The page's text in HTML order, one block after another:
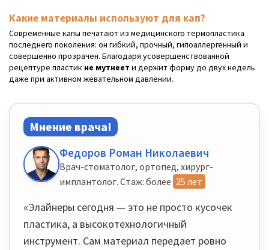
Какие материалы используют для кап?
Современные капы печатают из медицинского термопластика
последнего поколения: он гибкий, прочный, гипоаллергенный и
совершенно прозрачен. Благодаря усовершенствованной
рецептуре пластик не мутнеет и держит форму до двух недель
даже при активном жевательном давлении.
Мнение врача!
Федоров Роман Николаевич
Врач-стоматолог, ортопед, хирург-
имплантолог. Стаж: более 25 лет
«Элайнеры сегодня — это не просто кусочек
пластика, а высокотехнологичный
инструмент. Сам материал передает ровно